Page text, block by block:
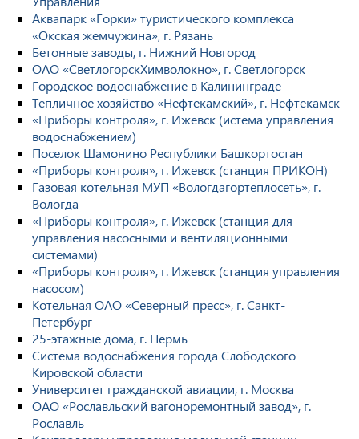
Аквапарк «Горки» туристического комплекса
«Окская жемчужина», г. Рязань
Бетонные заводы, г. Нижний Новгород
ОАО «СветлогорскХимволокно», г. Светлогорск
Городское водоснабжение в Калининграде
Тепличное хозяйство «Нефтекамский», г. Нефтекамск
«Приборы контроля», г. Ижевск (истема управления
водоснабжением)
Поселок Шамонино Республики Башкортостан
«Приборы контроля», г. Ижевск (станция ПРИКОН)
Газовая котельная МУП «Вологдагортеплосеть», г.
Вологда
«Приборы контроля», г. Ижевск (станция для
управления насосными и вентиляционными
системами)
«Приборы контроля», г. Ижевск (станция управления
насосом)
Котельная ОАО «Северный пресс», г. Санкт-
Петербург
25-этажные дома, г. Пермь
Система водоснабжения города Слободского
Кировской области
Университет гражданской авиации, г. Москва
ОАО «Рославльский вагоноремонтный завод», г.
Рославль